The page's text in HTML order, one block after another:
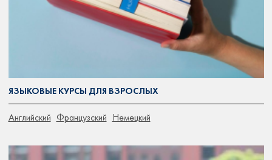
ЯЗЫКОВЫЕ КУРСЫ ДЛЯ ВЗРОСЛЫХ
Английский Французский Немецкий